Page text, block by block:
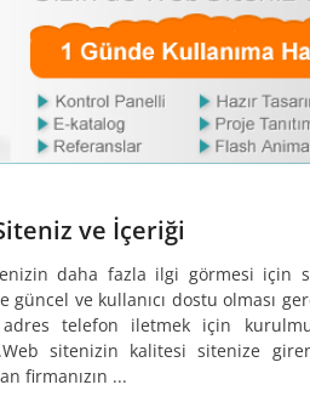
ve İçeriği
daha fazla ilgi görmesi için
güncel ve kullanıcı dostu olması
adres telefon iletmek için
sitenizin kalitesi sitenize
firmanızın ...